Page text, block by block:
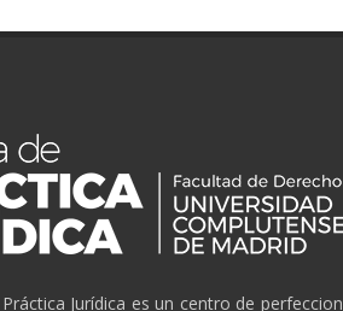
Práctica Jurídica es un centro de